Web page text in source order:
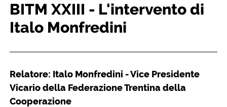
BITM XXIII - L'intervento di
Italo Monfredini
Relatore: Italo Monfredini - Vice Presidente
Vicario della Federazione Trentina della
Cooperazione